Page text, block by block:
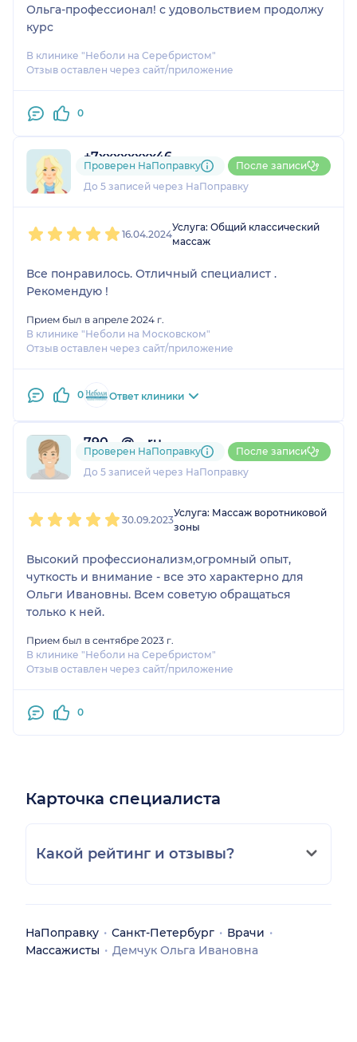
Ольга-профессионал! с удовольствием продолжу
курс
В клинике "Неболи на Серебристом"
Отзыв оставлен через сайт/приложение
0
+7xxxxxxxx46
1 отзыв
До 5 записей через НаПоправку
Проверен НаПоправку После записи
16.04.2024
Услуга: Общий классический
массаж
Все понравилось. Отличный специалист .
Рекомендую !
Прием был в апреле 2024 г.
В клинике "Неболи на Московском"
Отзыв оставлен через сайт/приложение
0 Ответ клиники
790....@....ru
1 отзыв
До 5 записей через НаПоправку
Проверен НаПоправку После записи
30.09.2023
Услуга: Массаж воротниковой
зоны
Высокий профессионализм,огромный опыт,
чуткость и внимание - все это характерно для
Ольги Ивановны. Всем советую обращаться
только к ней.
Прием был в сентябре 2023 г.
В клинике "Неболи на Серебристом"
Отзыв оставлен через сайт/приложение
0
Карточка специалиста
Какой рейтинг и отзывы?
НаПоправку Санкт-Петербург
Врачи
Массажисты
Демчук Ольга Ивановна